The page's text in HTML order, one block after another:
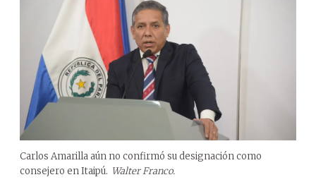
Carlos Amarilla aún no confirmó su designación como
consejero en Itaipú. Walter Franco.